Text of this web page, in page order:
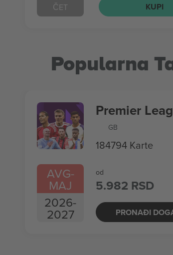
ČET KUPI
Popularna
AVG-
MAJ
2026-
2027
Premier
GB
184794 Karte
od
5.982 RSD
PRONAĐI